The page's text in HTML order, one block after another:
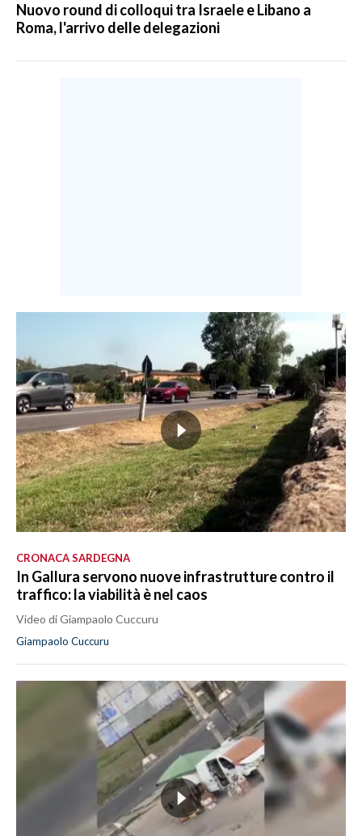
Nuovo round di colloqui tra Israele e Libano a
Roma, l'arrivo delle delegazioni
CRONACA SARDEGNA
In Gallura servono nuove infrastrutture contro il
traffico: la viabilità è nel caos
Video di Giampaolo Cuccuru
Giampaolo Cuccuru